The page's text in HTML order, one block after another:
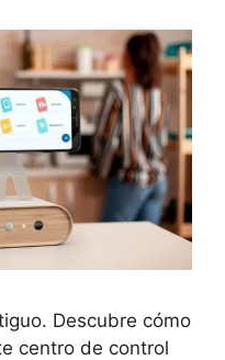
Descubre cómo
centro de control